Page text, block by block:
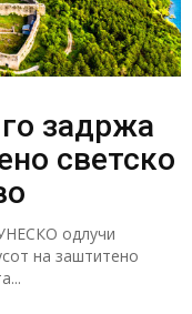
задржа
светско
одлучи
на заштитено